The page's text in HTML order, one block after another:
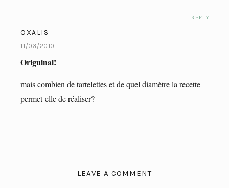
REPLY
OXALIS
11/03/2010
Origuinal!
mais combien de tartelettes et de quel diamètre la recette
permet-elle de réaliser?
LEAVE A COMMENT